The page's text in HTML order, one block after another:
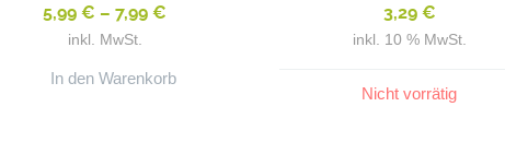
5,99€ –7,99€
inkl. MwSt.
In den Warenkorb
3,29 €
inkl. 10 % MwSt.
Nicht vorrätig